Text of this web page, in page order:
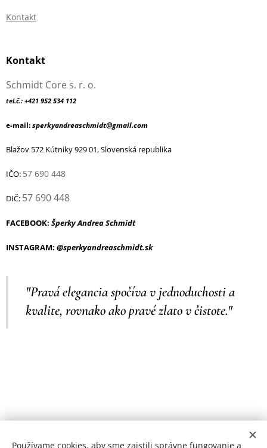
Kontakt
Kontakt
Schmidt Core s. r. o.
tel.č.: +421 952 534 112
e-mail: sperkyandreaschmidt@gmail.com
Blažov 572 Kútniky 929 01, Slovenská republika
IČO: 57 690 448
DIČ: 57 690 448
FACEBOOK: Šperky Andrea Schmidt
INSTAGRAM: @sperkyandreaschmidt.sk
"Pravá elegancia spočíva v jednoduchosti a
kvalite, rovnako ako pravé zlato v čistote."
Používame cookies, aby sme zaistili správne fungovanie a